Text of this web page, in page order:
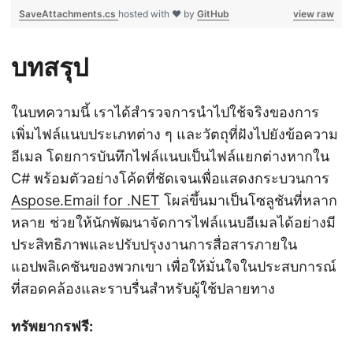
view raw
SaveAttachments.cs hosted with ❤ by GitHub
บทสรุป
ในบทความนี้ เราได้สำรวจการนำไปใช้จริงของการ
เพิ่มไฟล์แนบประเภทต่าง ๆ และวัตถุที่ฝังไปยังข้อความ
อีเมล โดยการบันทึกไฟล์แนบเป็นไฟล์แยกต่างหากใน
C# พร้อมตัวอย่างโค้ดที่ชัดเจนเพื่อแสดงกระบวนการ
Aspose.Email for .NET โผล่ขึ้นมาเป็นโซลูชันที่หลาก
หลาย ช่วยให้นักพัฒนาจัดการไฟล์แนบอีเมลได้อย่างมี
ประสิทธิภาพและปรับปรุงงานการสื่อสารภายใน
แอปพลิเคชันของพวกเขา เพื่อให้มั่นใจในประสบการณ์
ที่สอดคล้องและราบรื่นสำหรับผู้ใช้ปลายทาง
ทรัพยากรฟรี: